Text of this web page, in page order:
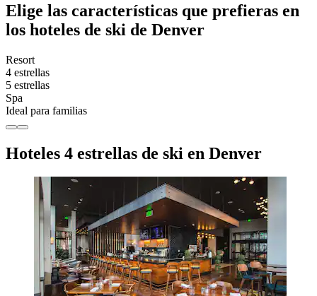
Elige las características que prefieras en
los hoteles de ski de Denver
Resort
4 estrellas
5 estrellas
Spa
Ideal para familias
Hoteles 4 estrellas de ski en Denver